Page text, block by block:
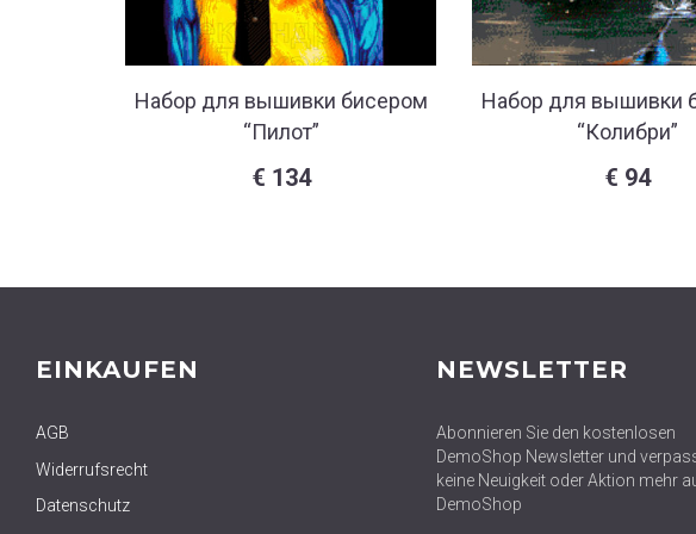
Набор для вышивки бисером
“Пилот”
€ 134
Набор для вышивки
“Колибри”
€ 94
EINKAUFEN
AGB
Widerrufsrecht
Datenschutz
NEWSLETTER
Abonnieren Sie den kostenlosen
DemoShop Newsletter und
keine Neuigkeit oder Aktion mehr
DemoShop